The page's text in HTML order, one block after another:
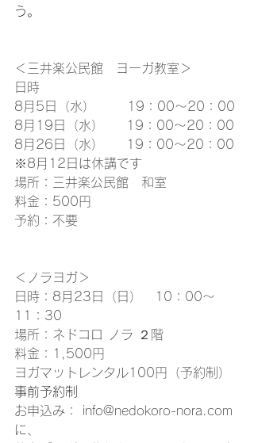
う。
＜三井楽公民館　ヨーガ教室＞
日時
8月5日（水）　    19：00～20：00
8月19日（水）　  19：00～20：00
8月26日（水）　  19：00～20：00
※8月12日は休講です
場所：三井楽公民館　和室
料金：500円
予約：不要
＜ノラヨガ＞
日時：8月23日（日）　10：00～
11：30
場所：ネドコロ ノラ ２階
料金：1,500円
ヨガマットレンタル100円（予約制）
事前予約制
お申込み： info@nedokoro-nora.com
に、